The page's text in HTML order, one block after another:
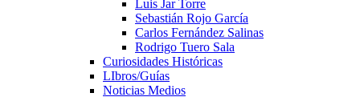
Luis Jar Torre
Sebastián Rojo García
Carlos Fernández Salinas
Rodrigo Tuero Sala
Curiosidades Históricas
LIbros/Guías
Noticias Medios